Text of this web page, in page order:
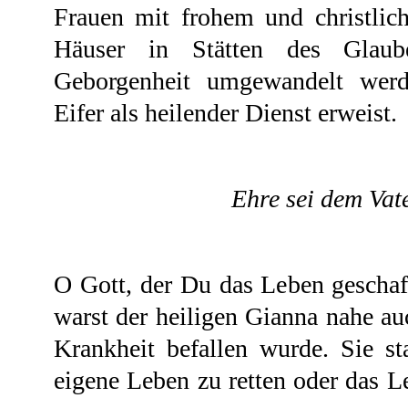
Frauen mit frohem und
Häuser in Stätten des
Geborgenheit umgewandelt
Eifer als heilender Dienst erweist.
Ehre sei dem
O Gott, der Du das Leben
warst der heiligen Gianna nahe
Krankheit befallen wurde. Sie
eigene Leben zu retten oder das